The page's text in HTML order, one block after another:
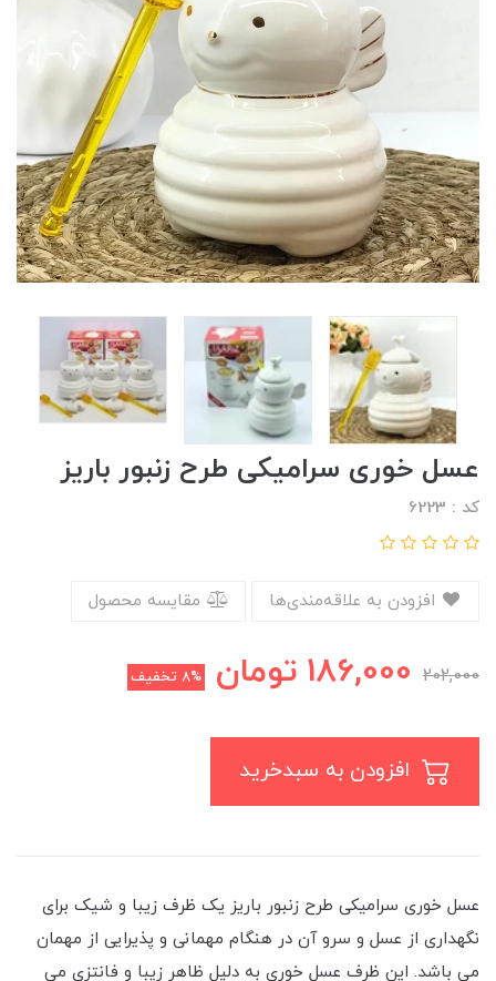
عسل خوری سرامیکی طرح زنبور باریز
کد : 6223
مقایسه محصول
202,000
186,000 تومان 8% تخفیف
عسل خوری سرامیکی طرح زنبور باریز یک ظرف زیبا و شیک برای
نگهداری از عسل و سرو آن در هنگام مهمانی و پذیرایی از مهمان
می باشد. این ظرف عسل خوری به دلیل ظاهر زیبا و فانتزی می